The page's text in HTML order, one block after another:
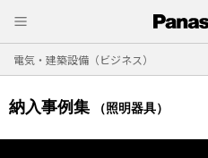
電気・建築設備（ビジネス）
納入事例集 （照明器具）